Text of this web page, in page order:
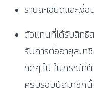
รายละเอียดและเงื่
ตัวแทนที่ได้รับสิทธิ
รับการต่ออายุสมา
ถัดๆ ไป ในกรณีที่ตั
ครบรอบปีสมาชิก